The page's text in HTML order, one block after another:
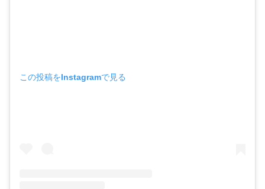
この投稿をInstagramで見る